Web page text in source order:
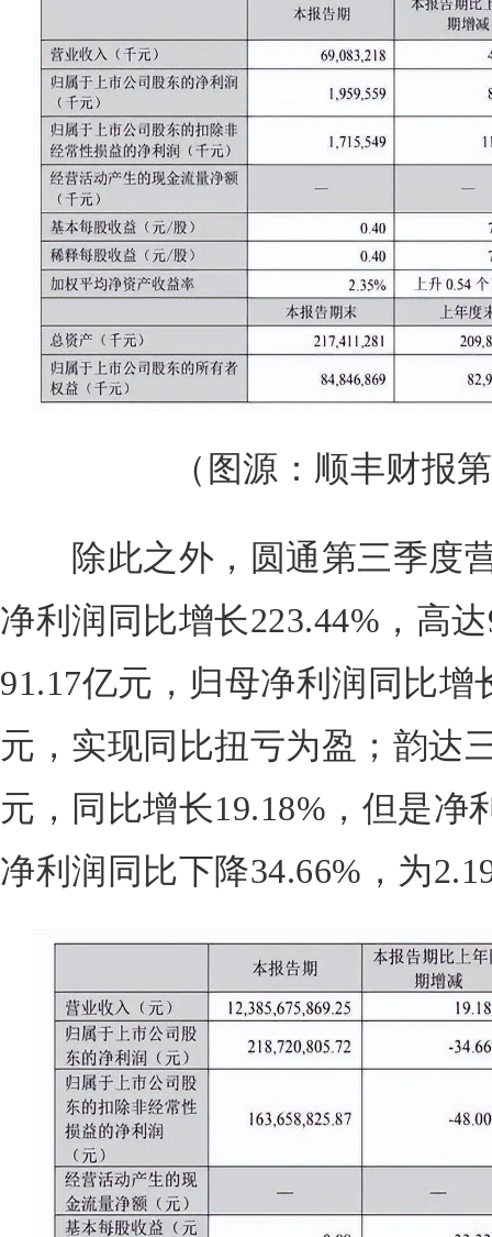
（图源：顺丰财报
除此之外，圆通第三季度
净利润同比增长223.44%，高
91.17亿元，归母净利润同比增
元，实现同比扭亏为盈；韵达
元，同比增长19.18%，但是净
净利润同比下降34.66%，为